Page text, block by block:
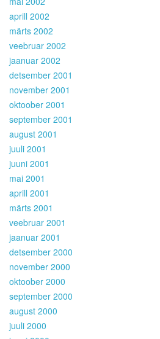
aprill 2002
märts 2002
veebruar 2002
jaanuar 2002
detsember 2001
november 2001
oktoober 2001
september 2001
august 2001
juuli 2001
juuni 2001
mai 2001
aprill 2001
märts 2001
veebruar 2001
jaanuar 2001
detsember 2000
november 2000
oktoober 2000
september 2000
august 2000
juuli 2000